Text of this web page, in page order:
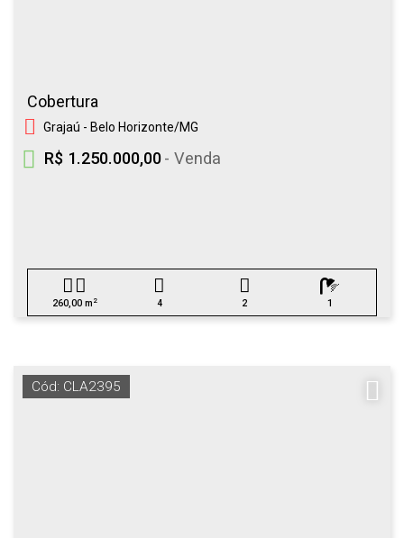
Cobertura
Grajaú - Belo Horizonte/MG
R$ 1.250.000,00- Venda
260,00 m 2 4 2 1
Cód: CLA2395